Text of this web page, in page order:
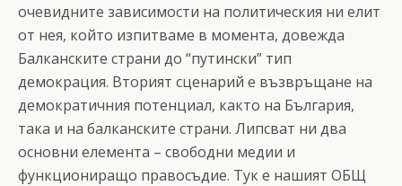
очевидните зависимости на политическия ни елит
от нея, който изпитваме в момента, довежда
Балканските страни до “путински” тип
демокрация. Вторият сценарий е възвръщане на
демократичния потенциал, както на България,
така и на балканските страни. Липсват ни два
основни елемента – свободни медии и
функциониращо правосъдие. Тук е нашият ОБЩ